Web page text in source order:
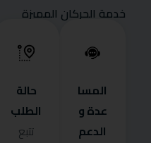
خدمة الحركان المميزة
المسا
عدة و
الدعم
حالة
الطلب
تتبع